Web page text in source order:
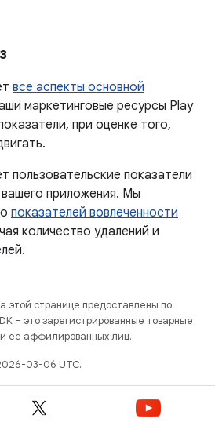
все аспекты основной
маркетинговые ресурсы Play
при оценке того,
пользовательские показатели
приложения. Мы
показателей вовлеченности
количество удалений и
этой странице предоставлены по
– это зарегистрированные товарные
ее аффилированных лиц.
03-06 UTC.